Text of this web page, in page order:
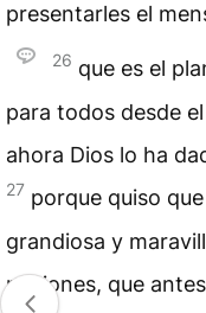
presentarles el
26 que es el
para todos desde
ahora Dios lo ha
27 porque quiso
grandiosa y
naciones, que